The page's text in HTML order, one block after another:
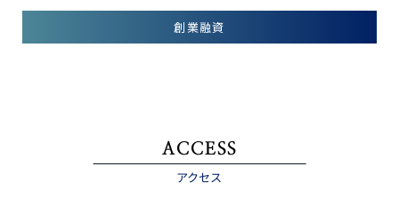
創業融資
ACCESS
アクセス